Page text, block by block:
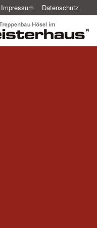
Impressum Datenschutz